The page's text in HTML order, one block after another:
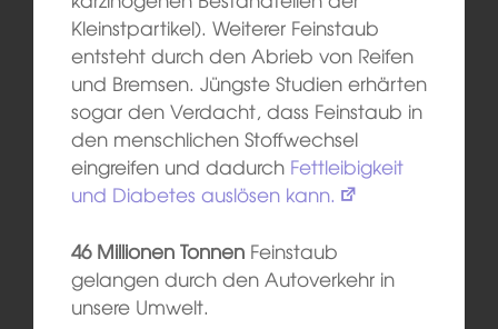
Kleinstpartikel). Weiterer Feinstaub
entsteht durch den Abrieb von Reifen
und Bremsen. Jüngste Studien erhärten
sogar den Verdacht, dass Feinstaub in
den menschlichen Stoffwechsel
eingreifen und dadurch Fettleibigkeit
und Diabetes auslösen kann.
46 Millionen TonnenFeinstaub
gelangen durch den Autoverkehr in
unsere Umwelt.